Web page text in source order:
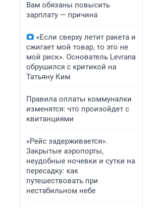
Вам обязаны повысить
зарплату — причина
«Если сверху летит ракета и
сжигает мой товар, то это не
мой риск». Основатель Levrana
обрушился с критикой на
Татьяну Ким
Правила оплаты коммуналки
изменятся: что произойдет с
квитанциями
«Рейс задерживается».
Закрытые аэропорты,
неудобные ночевки и сутки на
пересадку: как
путешествовать при
нестабильном небе